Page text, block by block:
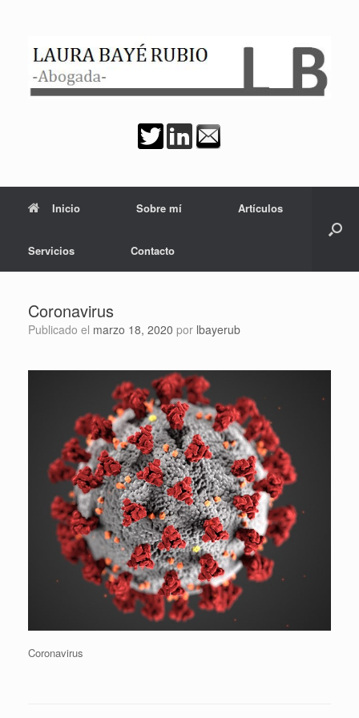
Inicio Sobre mí Artículos
Servicios Contacto
Coronavirus
Publicado el marzo 18, 2020 por lbayerub
Coronavirus